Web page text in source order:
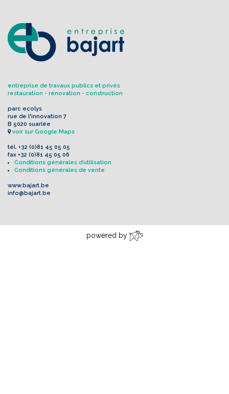
entreprise de travaux publics et privés
restauration - rénovation - construction
parc ecolys
rue de l'innovation 7
B 5020 suarlée
voir sur Google Maps
tél. +32 (0)81 45 05 05
fax +32 (0)81 45 05 06
Conditions générales d’utilisation
Conditions générales de vente
www.bajart.be
info@bajart.be
powered by